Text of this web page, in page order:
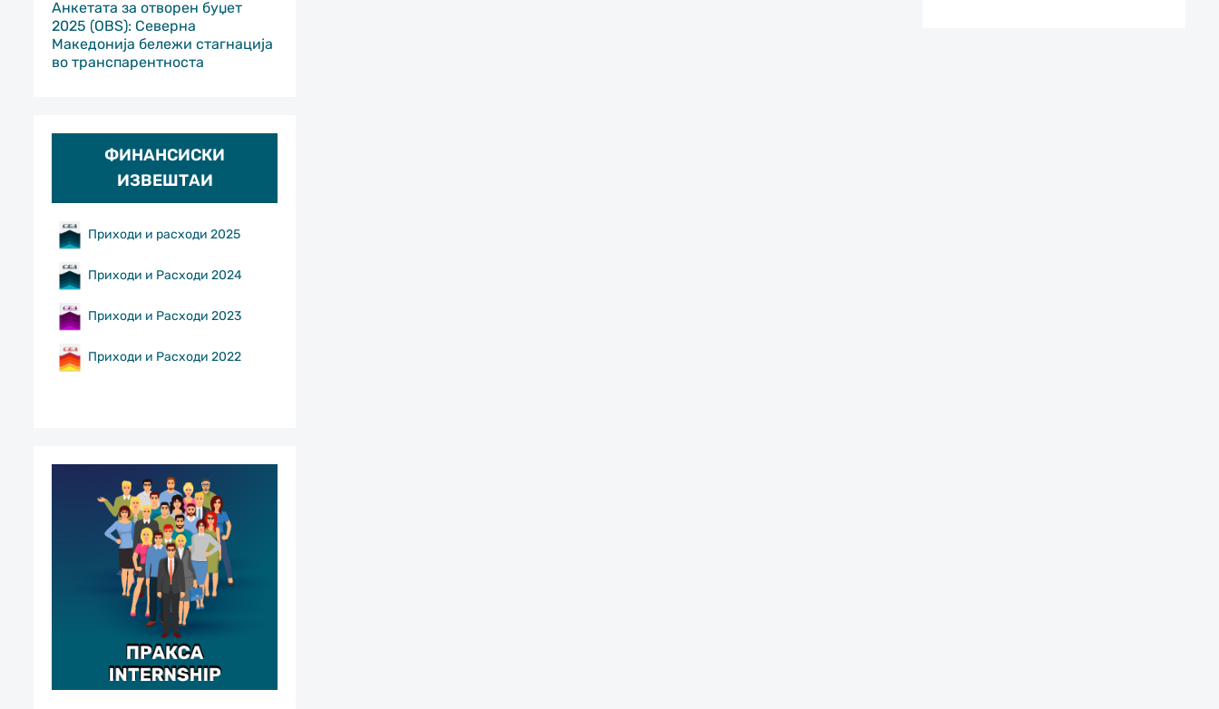
Анкетата за отворен буџет
2025 (OBS): Северна
Македонија бележи стагнација
во транспарентноста
ФИНАНСИСКИ
ИЗВЕШТАИ
Приходи и расходи 2025
Приходи и Расходи 2024
Приходи и Расходи 2023
Приходи и Расходи 2022